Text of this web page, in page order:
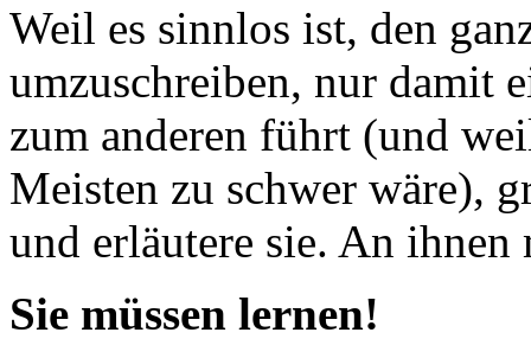
Weil es sinnlos ist, den
umzuschreiben, nur damit
zum anderen führt (und
Meisten zu schwer wäre),
und erläutere sie. An ihnen
Sie müssen lernen!